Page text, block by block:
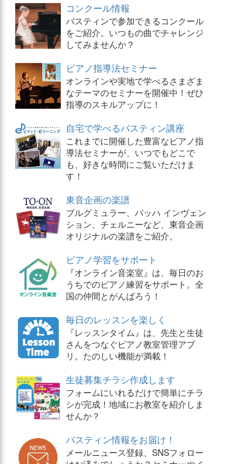
コンクール情報
バスティンで参加できるコンクール
をご紹介。いつもの曲でチャレンジ
してみませんか？
ピアノ指導法セミナー
オンラインや実地で学べるさまざま
なテーマのセミナーを開催中！ぜひ
指導のスキルアップに！
自宅で学べるバスティン講座
これまでに開催した豊富なピアノ指
導法セミナーが、いつでもどこで
も、好きな時間にご覧いただけま
す！
東音企画の楽譜
ブルグミュラー、バッハ インヴェン
ション、チェルニーなど、東音企画
オリジナルの楽譜をご紹介。
ピアノ学習をサポート
『オンライン音楽室』は、毎日のお
うちでのピアノ練習をサポート。全
国の仲間とがんばろう！
毎日のレッスンを楽しく
『レッスンタイム』は、先生と生徒
さんをつなぐピアノ教室管理アプ
リ。たのしい機能が満載！
生徒募集チラシ作成します
フォームにいれるだけで簡単にチラ
シが完成！地域にお教室を紹介しま
せんか？
バスティン情報をお届け！
メールニュース登録、SNSフォロー